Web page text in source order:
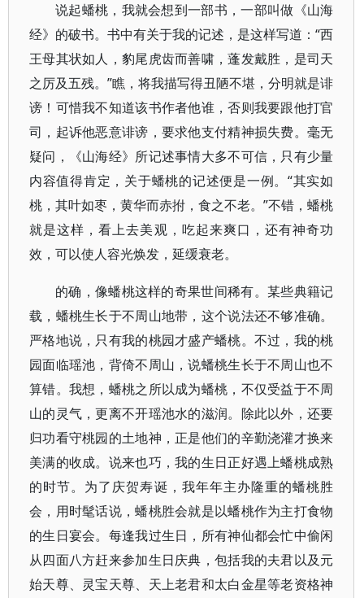
说起蟠桃，我就会想到一部书，一部叫做《山海
经》的破书。书中有关于我的记述，是这样写道：“西
王母其状如人，豹尾虎齿而善啸，蓬发戴胜，是司天
之厉及五残。”瞧，将我描写得丑陋不堪，分明就是诽
谤！可惜我不知道该书作者他谁，否则我要跟他打官
司，起诉他恶意诽谤，要求他支付精神损失费。毫无
疑问，《山海经》所记述事情大多不可信，只有少量
内容值得肯定，关于蟠桃的记述便是一例。“其实如
桃，其叶如枣，黄华而赤拊，食之不老。”不错，蟠桃
就是这样，看上去美观，吃起来爽口，还有神奇功
效，可以使人容光焕发，延缓衰老。
的确，像蟠桃这样的奇果世间稀有。某些典籍记
载，蟠桃生长于不周山地带，这个说法还不够准确。
严格地说，只有我的桃园才盛产蟠桃。不过，我的桃
园面临瑶池，背倚不周山，说蟠桃生长于不周山也不
算错。我想，蟠桃之所以成为蟠桃，不仅受益于不周
山的灵气，更离不开瑶池水的滋润。除此以外，还要
归功看守桃园的土地神，正是他们的辛勤浇灌才换来
美满的收成。说来也巧，我的生日正好遇上蟠桃成熟
的时节。为了庆贺寿诞，我年年主办隆重的蟠桃胜
会，用时髦话说，蟠桃胜会就是以蟠桃作为主打食物
的生日宴会。每逢我过生日，所有神仙都会忙中偷闲
从四面八方赶来参加生日庆典，包括我的夫君以及元
始天尊、灵宝天尊、天上老君和太白金星等老资格神